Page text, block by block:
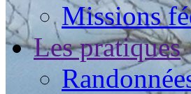
Missions
Les pratiques